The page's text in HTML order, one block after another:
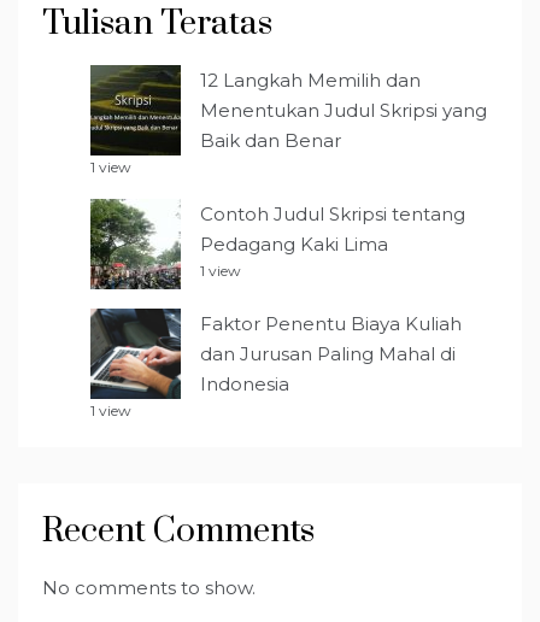
Tulisan Teratas
12 Langkah Memilih dan
Menentukan Judul Skripsi yang
Baik dan Benar
1 view
Contoh Judul Skripsi tentang
Pedagang Kaki Lima
1 view
Faktor Penentu Biaya Kuliah
dan Jurusan Paling Mahal di
Indonesia
1 view
Recent Comments
No comments to show.